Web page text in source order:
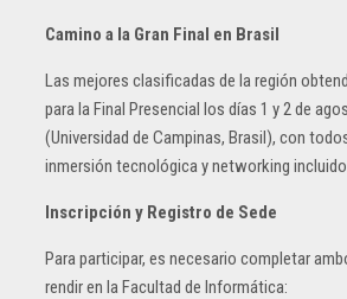
Camino a la Gran Final en Brasil
Las mejores clasificadas de la región
para la Final Presencial los días 1 y 2 de
(Universidad de Campinas, Brasil), con
inmersión tecnológica y networking
Inscripción y Registro de Sede
Para participar, es necesario completar
rendir en la Facultad de Informática: